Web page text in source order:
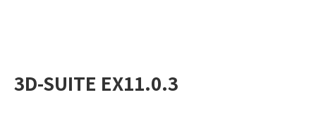
3D-SUITE EX11.0.3